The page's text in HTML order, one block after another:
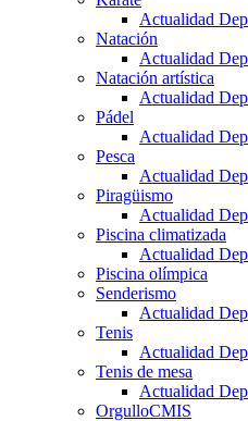
Actualidad
Natación
Actualidad
Natación artística
Actualidad
Pádel
Actualidad
Pesca
Actualidad
Piragüismo
Actualidad
Piscina climatizada
Actualidad
Piscina olímpica
Senderismo
Actualidad
Tenis
Actualidad
Tenis de mesa
Actualidad
OrgulloCMIS